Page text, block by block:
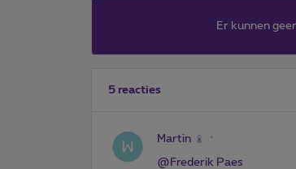
Er kunnen
5 reacties
Martin
@Frederik Paes